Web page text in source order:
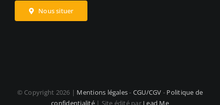
Nous situer
© Copyright 2026 | Mentions légales- CGU/CGV - Politique de
confidentialité| Site édité par Lead Me